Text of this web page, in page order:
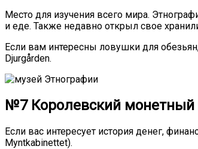
Место для изучения всего мира.
и еде. Также недавно открыл свое
Если вам интересны ловушки для
Djurgården.
№7 Королевский
Если вас интересует история денег,
Myntkabinettet).